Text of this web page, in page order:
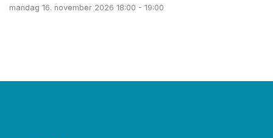
mandag 16. november 2026 18:00 - 19:00